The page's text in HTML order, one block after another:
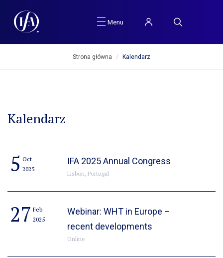
Menu
Strona główna / Kalendarz
Kalendarz
5 Oct
2025
IFA 2025 Annual Congress
Lisbon, Portugal
27 Feb
2025
Webinar: WHT in Europe –
recent developments
Online